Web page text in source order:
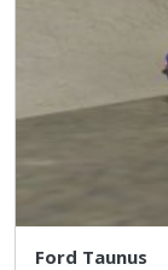
Ford Taunus